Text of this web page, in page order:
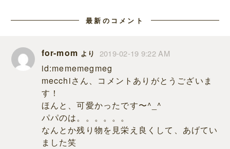
最新のコメント
for-mom より 2019-02-19 9:22 AM
id:mememegmeg
mecchiさん、コメントありがとうございま
す！
ほんと、可愛かったです〜^_^
パパのは。。。。。。
なんとか残り物を見栄え良くして、あげてい
ました笑